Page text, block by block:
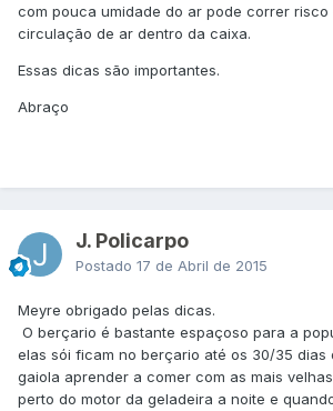
com pouca umidade do ar pode correr risco
circulação de ar dentro da caixa.
Essas dicas são importantes.
Abraço
J. Policarpo
Postado 17 de Abril de 2015
Meyre obrigado pelas dicas.
O berçario é bastante espaçoso para a
elas sói ficam no berçario até os 30/35 dias
gaiola aprender a comer com as mais
perto do motor da geladeira a noite e